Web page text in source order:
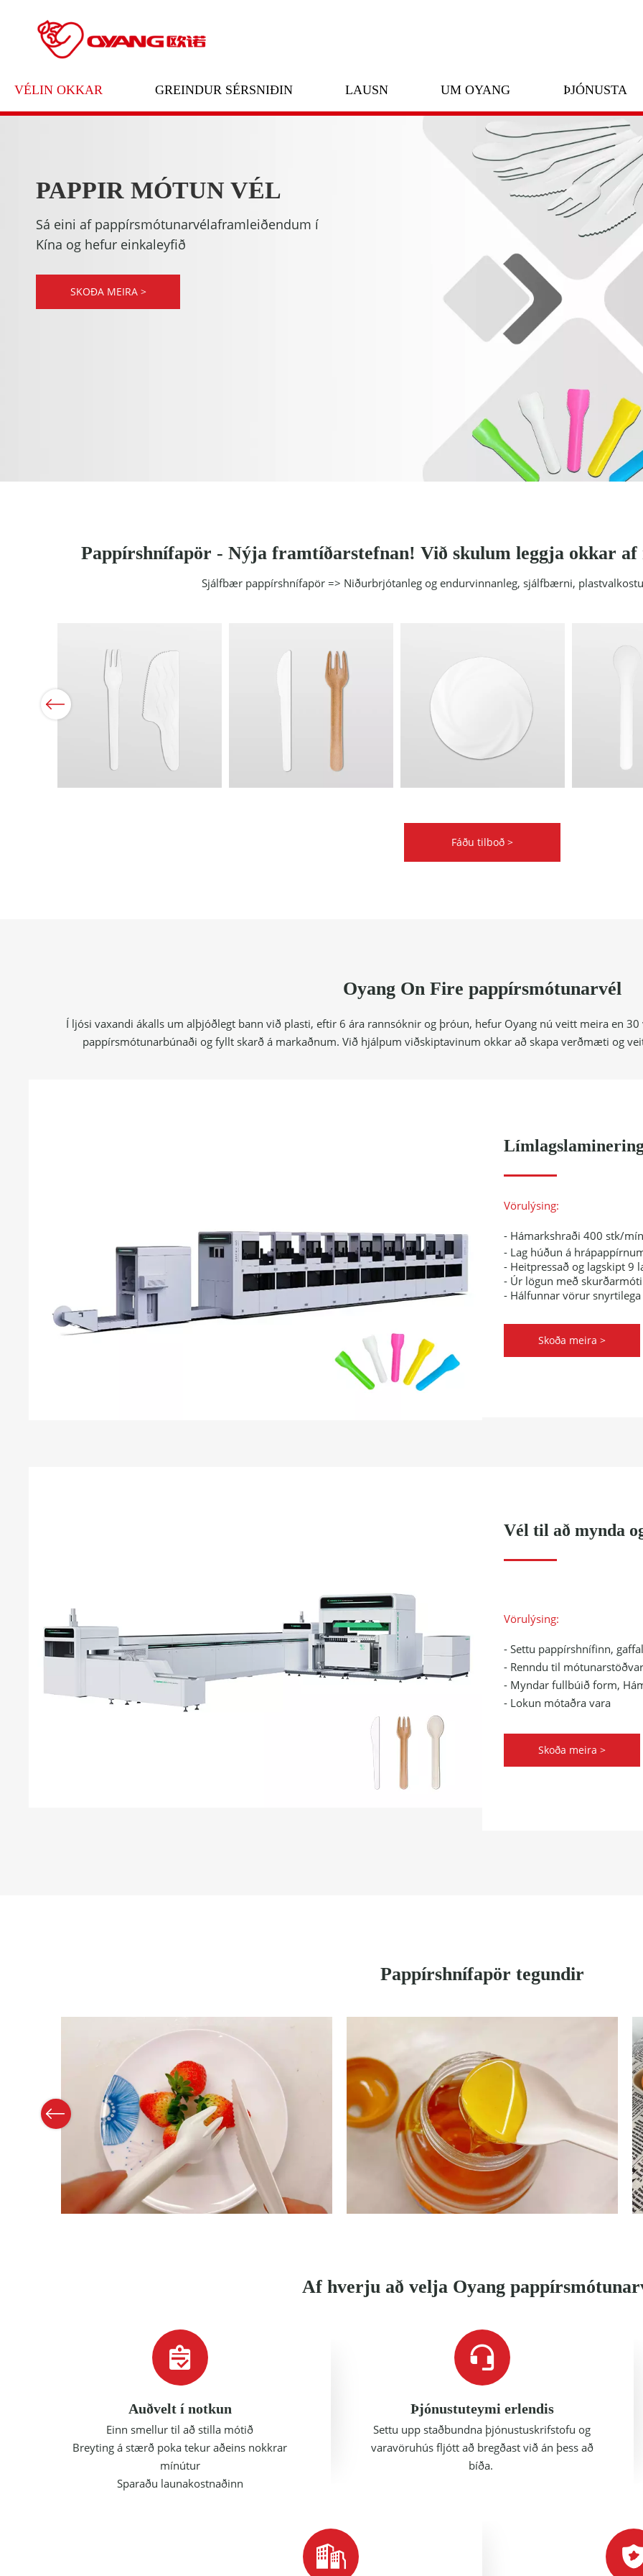
VÉLIN OKKAR GREINDUR SÉRSNIÐIN LAUSN UM OYANG ÞJÓNUSTA
PAPPIR MÓTUN VÉL
Sá eini af pappírsmótunarvélaframleiðendum í
Kína og hefur einkaleyfið
SKOÐA MEIRA >
Pappírshnífapör - Nýja framtíðarstefnan! Við skulum leggja okkar
Sjálfbær pappírshnífapör => Niðurbrjótanleg og endurvinnanleg, sjálfbærni,
Previous
Fáðu tilboð >
Oyang On Fire pappírsmótunarvél
Í ljósi vaxandi ákalls um alþjóðlegt bann við plasti, eftir 6 ára rannsóknir og þróun, hefur Oyang nú veitt meira en
pappírsmótunarbúnaði og fyllt skarð á markaðnum. Við hjálpum viðskiptavinum okkar að skapa verðmæti og
Vörulýsing:
- Hámarkshraði 400 stk/mín
- Lag húðun á
- Heitpressað og lagskipt 9
- Úr lögun með
- Hálfunnar vörur
Skoða meira >
Vél til að mynda
Vörulýsing:
- Settu pappírshnífinn,
- Renndu til
- Myndar fullbúið form,
- Lokun mótaðra vara
Skoða meira >
Pappírshnífapör tegundir
Previous
Af hverju að velja Oyang
Auðvelt í notkun
Einn smellur til að stilla mótið
Breyting á stærð poka tekur aðeins nokkrar
mínútur
Sparaðu launakostnaðinn
Þjónustuteymi erlendis
Settu upp staðbundna þjónustuskrifstofu og
varavöruhús fljótt að bregðast við án þess að
bíða.